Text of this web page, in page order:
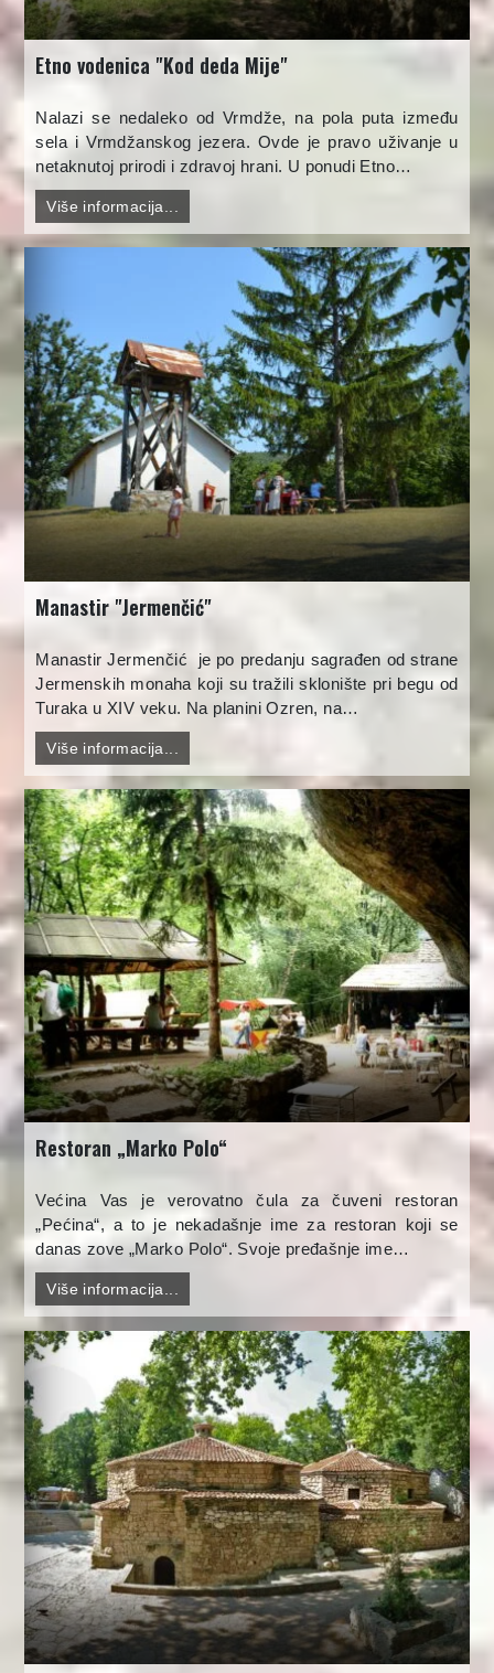
Etno vodenica "Kod deda Mije"
Nalazi se nedaleko od Vrmdže, na pola puta između
sela i Vrmdžanskog jezera. Ovde je pravo uživanje u
netaknutoj prirodi i zdravoj hrani. U ponudi Etno…
Više informacija...
Manastir "Jermenčić"
Manastir Jermenčić je po predanju sagrađen od strane
Jermenskih monaha koji su tražili sklonište pri begu od
Turaka u XIV veku. Na planini Ozren, na…
Više informacija...
Restoran „Marko Polo“
Većina Vas je verovatno čula za čuveni restoran
„Pećina“, a to je nekadašnje ime za restoran koji se
danas zove „Marko Polo“. Svoje pređašnje ime…
Više informacija...